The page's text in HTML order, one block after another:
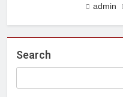
admin
Search